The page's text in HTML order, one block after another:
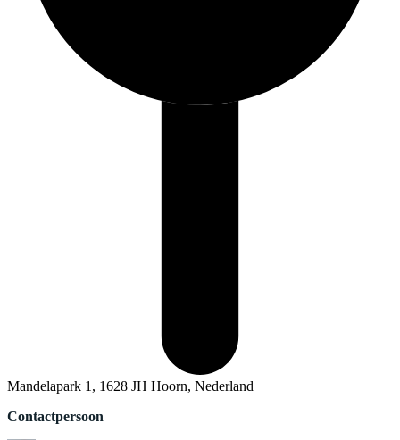
Mandelapark 1, 1628 JH Hoorn, Nederland
Contactpersoon